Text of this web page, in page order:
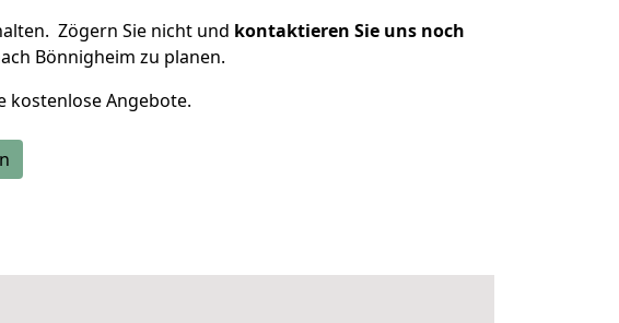
Zögern Sie nicht und kontaktieren Sie uns noch
Bönnigheim zu planen.
kostenlose Angebote.